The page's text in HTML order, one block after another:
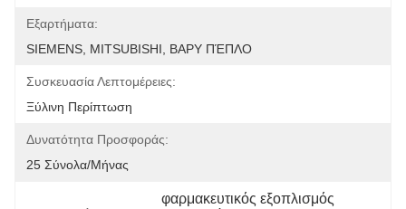
Εξαρτήματα:
SIEMENS, MITSUBISHI, ΒΑΡΥ ΠΈΠΛΟ
Συσκευασία Λεπτομέρειες:
Ξύλινη Περίπτωση
Δυνατότητα Προσφοράς:
25 Σύνολα/μήνας
φαρμακευτικός εξοπλισμός